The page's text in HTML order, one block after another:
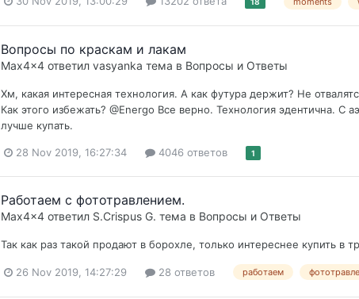
Вопросы по краскам и лакам
Max4x4 ответил vasyanka тема в Вопросы и Ответы
Хм, какая интересная технология. А как футура держит? Не
Как этого избежать? @Energo Все верно. Технология эдентична. С
лучше купать.
28 Nov 2019, 16:27:34 4046 ответов 1
Работаем с фототравлением.
Max4x4 ответил S.Crispus G. тема в Вопросы и Ответы
Так как раз такой продают в борохле, только интереснее купить в
26 Nov 2019, 14:27:29 28 ответов работаем